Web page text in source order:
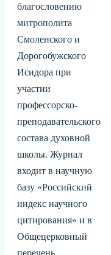
благословению
митрополита
Смоленского и
Дорогобужского
Исидора при
участии
профессорско-
преподавательского
состава духовной
школы. Журнал
входит в научную
базу «Российский
индекс научного
цитирования» и в
Общецерковный
перечень